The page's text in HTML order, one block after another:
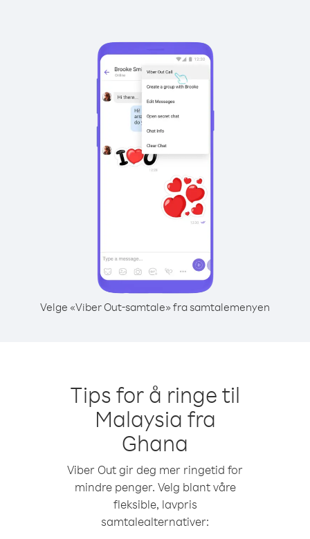
Velge «Viber Out-samtale» fra samtalemenyen
Tips for å ringe til
Malaysia fra
Ghana
Viber Out gir deg mer ringetid for
mindre penger. Velg blant våre
fleksible, lavpris
samtalealternativer: